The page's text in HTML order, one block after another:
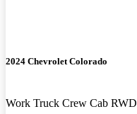
2024 Chevrolet Colorado
Work Truck Crew Cab RWD